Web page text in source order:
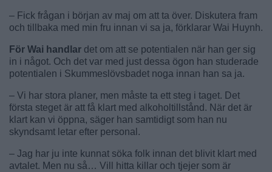
– Fick frågan i början av maj om att ta över. Diskutera fram
och tillbaka med min fru innan vi sa ja, förklarar Wai Huynh.
För Wai handlar det om att se potentialen när han ger sig
in i något. Och det var med just dessa ögon han studerade
potentialen i Skummeslövsbadet noga innan han sa ja.
– Vi har stora planer, men måste ta ett steg i taget. Det
första steget är att få klart med alkoholtillstånd. När det är
klart kan vi öppna, säger han samtidigt som han nu
skyndsamt letar efter personal.
– Jag har ju inte kunnat söka folk innan det blivit klart med
avtalet. Men nu så… Vill hitta killar och tjejer som är